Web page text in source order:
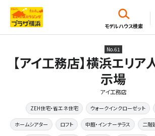
モデルハウス検索
No.61
【アイ工務店】横浜エリ
示場
アイ工務店
ZEH住宅・省エネ住宅 ウォークインクローゼット
ホームシアター ロフト 中庭・インナーテラス 二階
ホーム
モデルハウス一覧